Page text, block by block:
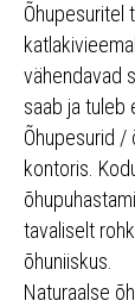
Õhupesuritel
vähendavad
saab ja tuleb
Õhupesurid /
kontoris.
tavaliselt
õhuniiskus.
Naturaalse